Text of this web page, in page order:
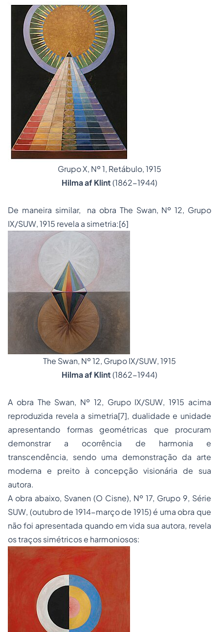
Grupo X, Nº 1, Retábulo, 1915
Hilma af Klint(1862-1944)
De maneira similar, na obra The Swan, Nº 12, Grupo
IX/SUW, 1915 revela a simetria:[6]
The Swan, Nº 12, Grupo IX/SUW, 1915
Hilma af Klint(1862-1944)
A obra The Swan, Nº 12, Grupo IX/SUW, 1915 acima
reproduzida revela a simetria[7], dualidade e unidade
apresentando formas geométricas que procuram
demonstrar a ocorrência de harmonia e
transcendência, sendo uma demonstração da arte
moderna e preito à concepção visionária de sua
autora.
A obra abaixo, Svanen (O Cisne), Nº 17, Grupo 9, Série
SUW, (outubro de 1914-março de 1915) é uma obra que
não foi apresentada quando em vida sua autora, revela
os traços simétricos e harmoniosos: